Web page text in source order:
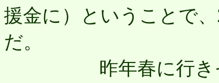
援金に）ということで
だ。
昨年春に行きそび